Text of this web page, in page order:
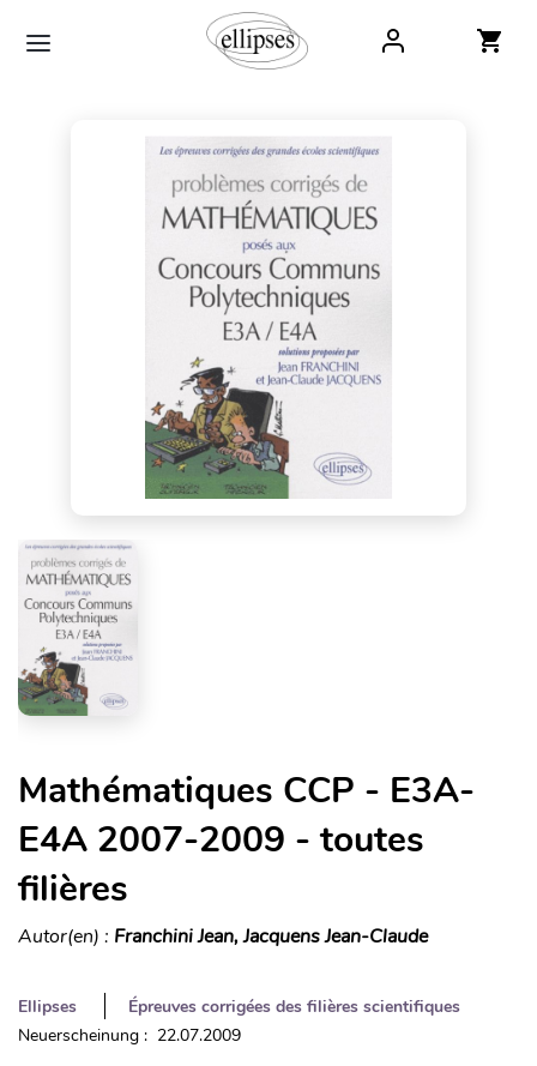
Mathématiques CCP - E3A-
E4A 2007-2009 - toutes
filières
Autor(en) : Franchini Jean, Jacquens Jean-Claude
Ellipses
Épreuves corrigées des filières scientifiques
Neuerscheinung : 22.07.2009